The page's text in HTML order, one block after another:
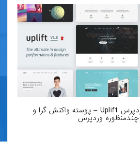
دانلود قالب وردپرس Uplift – پوسته واکنش گرا و
چندمنظوره وردپرس